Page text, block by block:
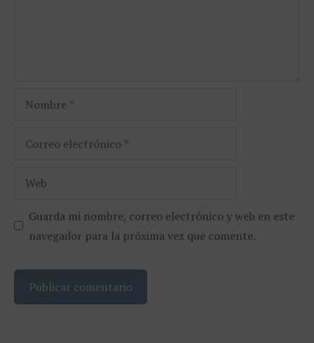
Nombre
Correo
Web
Guarda mi nombre, correo electrónico y web en este
navegador para la próxima vez que comente.